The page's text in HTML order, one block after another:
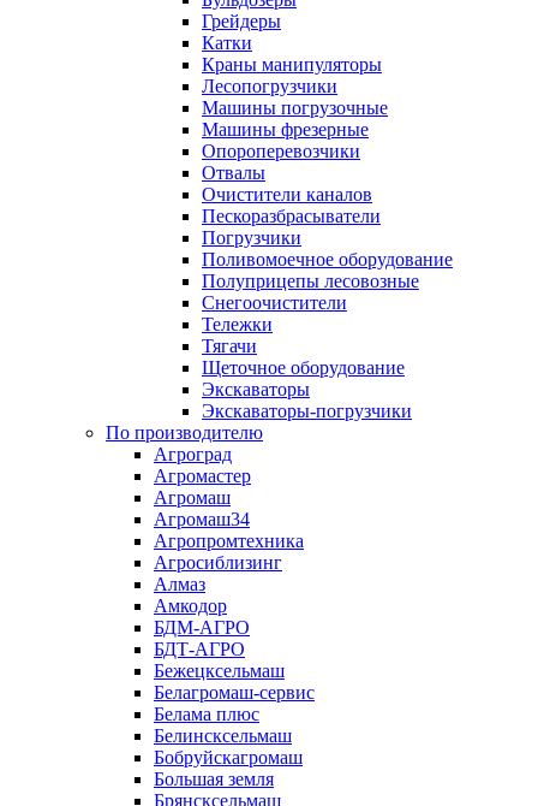
Грейдеры
Катки
Краны манипуляторы
Лесопогрузчики
Машины погрузочные
Машины фрезерные
Опороперевозчики
Отвалы
Очистители каналов
Пескоразбрасыватели
Погрузчики
Поливомоечное оборудование
Полуприцепы лесовозные
Снегоочистители
Тележки
Тягачи
Щеточное оборудование
Экскаваторы
Экскаваторы-погрузчики
По производителю
Агроград
Агромастер
Агромаш
Агромаш34
Агропромтехника
Агросиблизинг
Алмаз
Амкодор
БДМ-АГРО
БДТ-АГРО
Бежецксельмаш
Белагромаш-сервис
Белама плюс
Белинсксельмаш
Бобруйскагромаш
Большая земля
Брянсксельмаш